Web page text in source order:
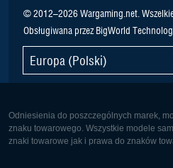
© 2012–2026 Wargaming.net.
Obsługiwana przez BigWorld
Europa (Polski)
Odniesienia do poszczególnych marek,
znaku towarowego. Wszystkie modele
znaki towarowe jak i prawa do znaków